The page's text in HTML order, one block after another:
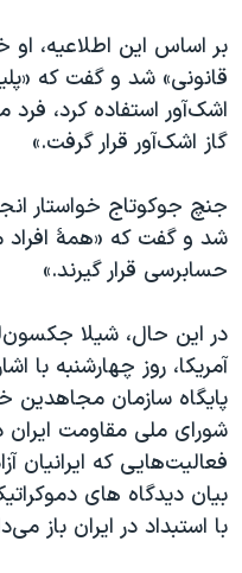
بر اساس این اطلاعیه، او
قانونی» شد و گفت که
اشک‌آور استفاده کرد،
گاز اشک‌آور قرار گرفت.»
جنچ جوکوتاج خواستار
شد و گفت که «همهٔ افراد
حسابرسی قرار گیرند.»
در این حال، شیلا
آمریکا، روز چهارشنبه با
پایگاه سازمان مجاهدین
شورای ملی مقاومت
فعالیت‌هایی که ایرانیان
بیان دیدگاه های
با استبداد در ایران باز